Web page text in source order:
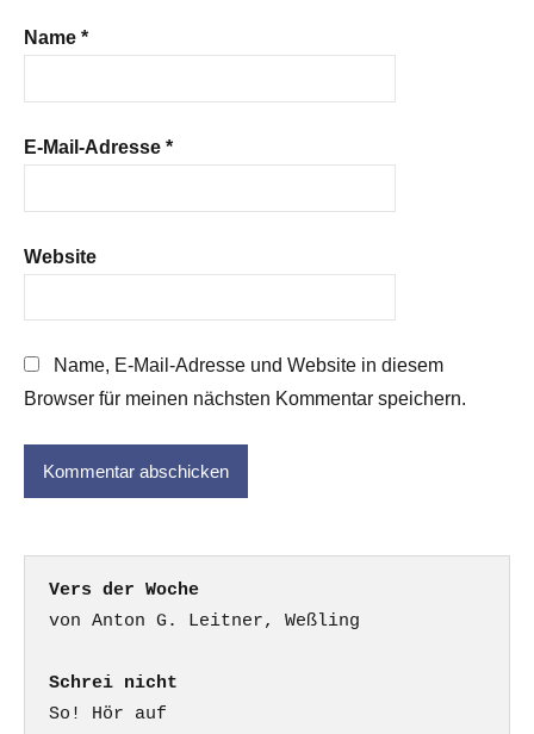
Name *
E-Mail-Adresse *
Website
Name, E-Mail-Adresse und Website in diesem
Browser für meinen nächsten Kommentar speichern.
Vers der Woche
Schrei nicht
So! Hör auf